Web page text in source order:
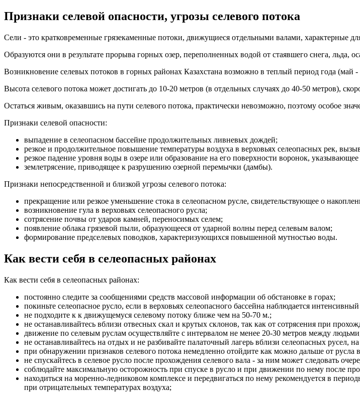
Признаки селевой опасности, угрозы селевого потока
Сели - это кратковременные грязекаменные потоки, движущиеся отдельными валами, характерные
Образуются они в результате прорыва горных озер, переполненных водой от стаявшего снега, льда,
Возникновение селевых потоков в горных районах Казахстана возможно в теплый период года (май -
Высота селевого потока может достигать до 10-20 метров (в отдельных случаях до 40-50 метров),
Остаться живым, оказавшись на пути селевого потока, практически невозможно, поэтому особое
Признаки селевой опасности:
выпадение в селеопасном бассейне продолжительных ливневых дождей;
резкое и продолжительное повышение температуры воздуха в верховьях селеопасных рек,
резкое падение уровня воды в озере или образование на его поверхности воронок,
землетрясение, приводящее к разрушению озерной перемычки (дамбы).
Признаки непосредственной и близкой угрозы селевого потока:
прекращение или резкое уменьшение стока в селеопасном русле, свидетельствующее о
возникновение гула в верховьях селеопасного русла;
сотрясение почвы от ударов камней, переносимых селем;
появление облака грязевой пыли, образующееся от ударной волны перед селевым валом;
формирование предселевых поводков, характеризующихся повышенной мутностью воды.
Как вести себя в селеопасных районах
Как вести себя в селеопасных районах:
постоянно следите за сообщениями средств массовой информации об обстановке в горах;
покиньте селеопасное русло, если в верховьях селеопасного бассейна наблюдается
не подходите к к движущемуся селевому потоку ближе чем на 50-70 м.;
не останавливайтесь вблизи отвесных скал и крутых склонов, так как от сотрясения при
движение по селевым руслам осуществляйте с интервалом не менее 20-30 метров между
не останавливайтесь на отдых и не разбивайте палаточный лагерь вблизи селеопасных русел,
при обнаружении признаков селевого потока немедленно отойдите как можно дальше от русла
не спускайтесь в селевое русло после прохождения селевого вала - за ним может следовать
соблюдайте максимальную осторожность при спуске в русло и при движении по нему после
находиться на моренно-ледниковом комплексе и передвигаться по нему рекомендуется в
при отрицательных температурах воздуха;